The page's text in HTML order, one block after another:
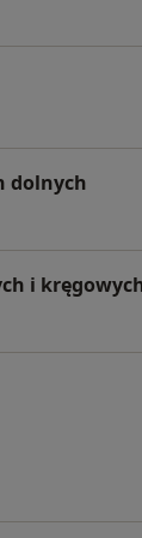
dolnych
żył
i
tętnic
brzusznej